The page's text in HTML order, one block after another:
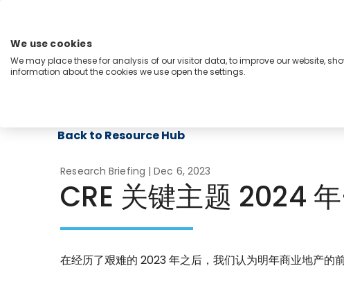
Menu
Back to Resource Hub
Research Briefing | Dec 6, 2023
CRE 关键主题 2024
在经历了艰难的 2023 年之后，我们认为明年商业地产的
We use cookies
We may place these for analysis of our visitor data, to improve our website,
information about the cookies we use open the settings.